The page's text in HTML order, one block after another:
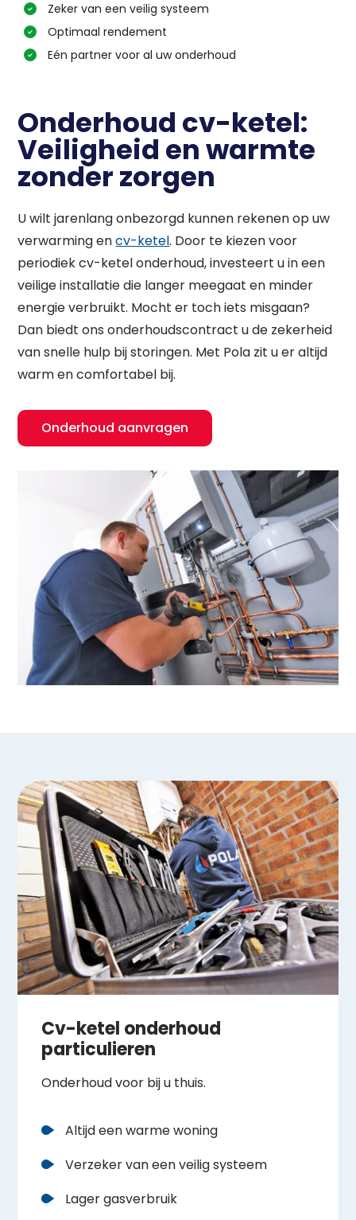
Zeker van een veilig systeem
Optimaal rendement
Eén partner voor al uw onderhoud
Onderhoud cv-ketel:
Veiligheid en warmte
zonder zorgen
U wilt jarenlang onbezorgd kunnen rekenen op uw
verwarming encv-ketel. Door te kiezen voor
periodiek cv-ketel onderhoud, investeert u in een
veilige installatie die langer meegaat en minder
energie verbruikt. Mocht er toch iets misgaan?
Dan biedt ons onderhoudscontract u de zekerheid
van snelle hulp bij storingen. Met Pola zit u er altijd
warm en comfortabel bij.
Onderhoud aanvragen
Cv-ketel onderhoud
particulieren
Onderhoud voor bij u thuis.
Altijd een warme woning
Verzeker van een veilig systeem
Lager gasverbruik